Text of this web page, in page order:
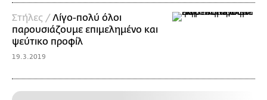
Στήλες /Λίγο-πολύ όλοι
παρουσιάζουμε επιμελημένο και
ψεύτικο προφίλ
19.3.2019